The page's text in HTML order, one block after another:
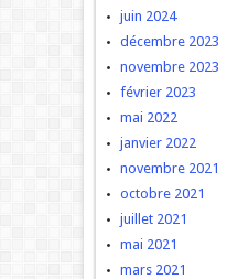
juin 2024
décembre 2023
novembre 2023
février 2023
mai 2022
janvier 2022
novembre 2021
octobre 2021
juillet 2021
mai 2021
mars 2021